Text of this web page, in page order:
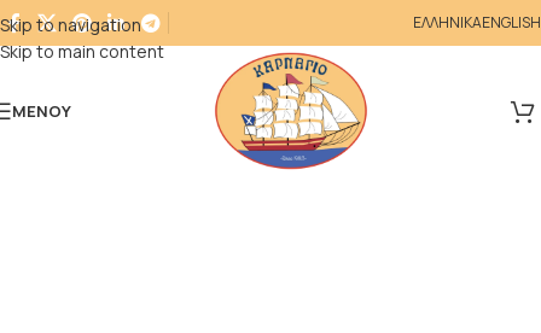
Skip to navigation
Skip to main content
ΕΛΛΗΝΙΚΑENGLISH
ΜΕΝΟΎ